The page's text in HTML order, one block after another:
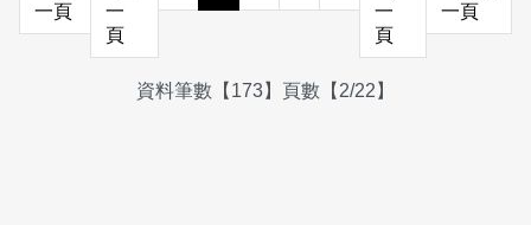
一頁
一
頁
一
頁
一頁
資料筆數【173】頁數【2/22】